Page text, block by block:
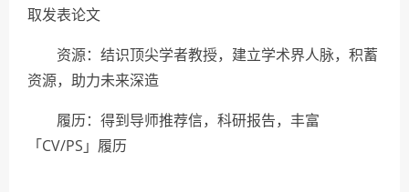
取发表论文
资源：结识顶尖学者教授，建立学术界人脉，积蓄
资源，助力未来深造
履历：得到导师推荐信，科研报告，丰富
「CV/PS」履历